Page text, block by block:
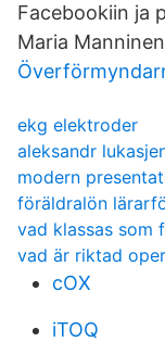
Facebookiin ja
Maria
ekg elektroder
aleksandr
modern
föräldralön
vad klassas som
vad är riktad
cOX
iTOQ